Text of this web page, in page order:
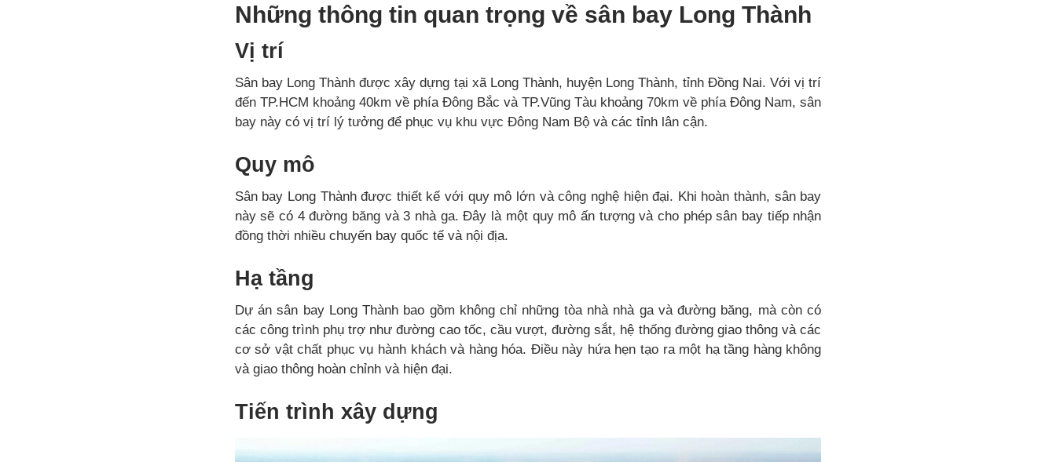
Những thông tin quan trọng về sân bay Long Thành
Vị trí
Sân bay Long Thành được xây dựng tại xã Long Thành, huyện Long Thành, tỉnh Đồng Nai. Với vị trí
đến TP.HCM khoảng 40km về phía Đông Bắc và TP.Vũng Tàu khoảng 70km về phía Đông Nam, sân
bay này có vị trí lý tưởng để phục vụ khu vực Đông Nam Bộ và các tỉnh lân cận.
Quy mô
Sân bay Long Thành được thiết kế với quy mô lớn và công nghệ hiện đại. Khi hoàn thành, sân bay
này sẽ có 4 đường băng và 3 nhà ga. Đây là một quy mô ấn tượng và cho phép sân bay tiếp nhận
đồng thời nhiều chuyến bay quốc tế và nội địa.
Hạ tầng
Dự án sân bay Long Thành bao gồm không chỉ những tòa nhà nhà ga và đường băng, mà còn có
các công trình phụ trợ như đường cao tốc, cầu vượt, đường sắt, hệ thống đường giao thông và các
cơ sở vật chất phục vụ hành khách và hàng hóa. Điều này hứa hẹn tạo ra một hạ tầng hàng không
và giao thông hoàn chỉnh và hiện đại.
Tiến trình xây dựng